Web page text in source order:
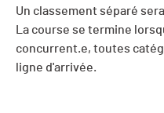
Un classement séparé
La course se termine
concurrent.e, toutes
ligne d'arrivée.